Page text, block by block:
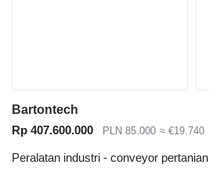
Bartontech
Rp 407.600.000
PLN 85.000 ≈ €19.740
Peralatan industri - conveyor pertanian